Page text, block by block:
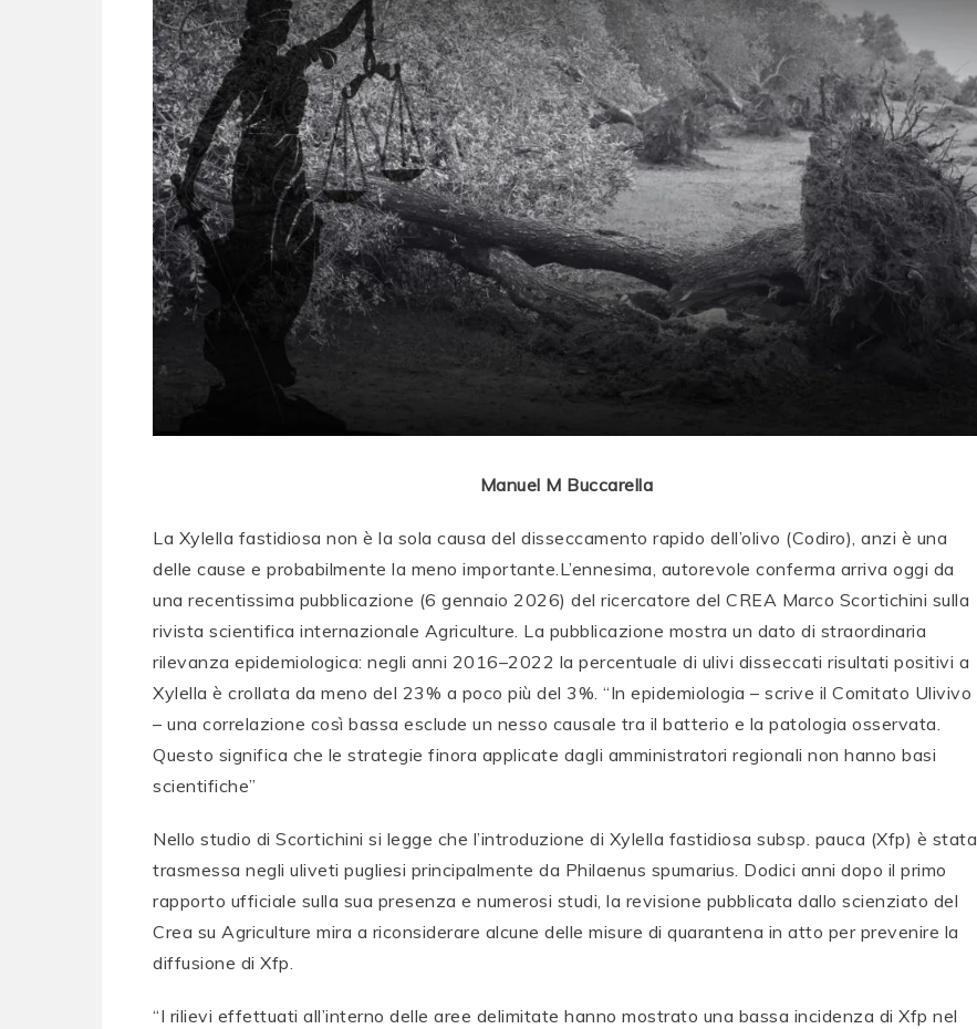
Manuel M Buccarella
La Xylella fastidiosa non è la sola causa del disseccamento rapido dell’olivo (Codiro), anzi è una
delle cause e probabilmente la meno importante.L’ennesima, autorevole conferma arriva oggi da
una recentissima pubblicazione (6 gennaio 2026) del ricercatore del CREA Marco Scortichini sulla
rivista scientifica internazionale Agriculture. La pubblicazione mostra un dato di straordinaria
rilevanza epidemiologica: negli anni 2016–2022 la percentuale di ulivi disseccati risultati positivi a
Xylella è crollata da meno del 23% a poco più del 3%. “In epidemiologia – scrive il Comitato Ulivivo
– una correlazione così bassa esclude un nesso causale tra il batterio e la patologia osservata.
Questo significa che le strategie finora applicate dagli amministratori regionali non hanno basi
scientifiche”
Nello studio di Scortichini si legge che l’introduzione di Xylella fastidiosa subsp. pauca (Xfp) è stata
trasmessa negli uliveti pugliesi principalmente da Philaenus spumarius. Dodici anni dopo il primo
rapporto ufficiale sulla sua presenza e numerosi studi, la revisione pubblicata dallo scienziato del
Crea su Agriculture mira a riconsiderare alcune delle misure di quarantena in atto per prevenire la
diffusione di Xfp.
“I rilievi effettuati all’interno delle aree delimitate hanno mostrato una bassa incidenza di Xfp nel